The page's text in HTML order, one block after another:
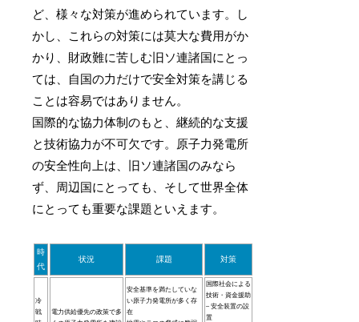
ど、様々な対策が進められています。し
かし、これらの対策には莫大な費用がか
かり、財政難に苦しむ旧ソ連諸国にとっ
ては、自国の力だけで安全対策を講じる
ことは容易ではありません。
国際的な協力体制のもと、継続的な支援
と技術協力が不可欠です。原子力発電所
の安全性向上は、旧ソ連諸国のみなら
ず、周辺国にとっても、そして世界全体
にとっても重要な課題といえます。
時
代
状況 課題 対策
冷
戦
電力供給優先の政策で多
安全基準を満たしていな
い原子力発電所が多く存
在
国際社会による
技術・資金援助
– 安全装置の設
置